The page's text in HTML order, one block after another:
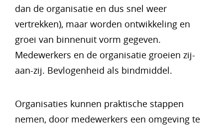
dan de organisatie en dus snel weer
vertrekken), maar worden ontwikkeling en
groei van binnenuit vorm gegeven.
Medewerkers en de organisatie groeien zij-
aan-zij. Bevlogenheid als bindmiddel.
Organisaties kunnen praktische stappen
nemen, door medewerkers een omgeving te